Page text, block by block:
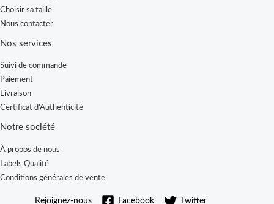
Choisir sa taille
Nous contacter
Nos services
Suivi de commande
Paiement
Livraison
Certificat d’Authenticité
Notre société
À propos de nous
Labels Qualité
Conditions générales de vente
Rejoignez-nous Facebook Twitter